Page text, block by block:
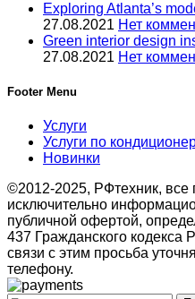
Exploring Atlanta’s
27.08.2021 Нет
Green interior design
27.08.2021 Нет
Footer Menu
Услуги
Услуги по
Новинки
©2012-2025, РФтехник,
исключительно
публичной офертой,
437 Гражданского кодекса
связи с этим просьба
телефону.